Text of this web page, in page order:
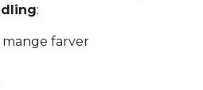
:​
farver